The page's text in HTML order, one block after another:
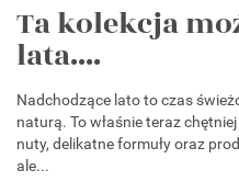
Ta kolekcja
lata....
Nadchodzące lato to czas
naturą. To właśnie teraz
nuty, delikatne formuły oraz
ale...